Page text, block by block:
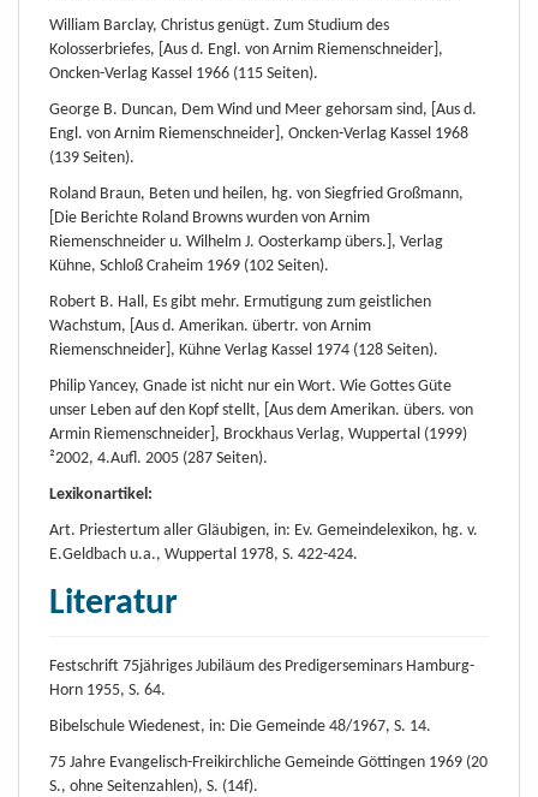
William Barclay, Christus genügt. Zum Studium des
Kolosserbriefes, [Aus d. Engl. von Arnim Riemenschneider],
Oncken-Verlag Kassel 1966 (115 Seiten).
George B. Duncan, Dem Wind und Meer gehorsam sind, [Aus d.
Engl. von Arnim Riemenschneider], Oncken-Verlag Kassel 1968
(139 Seiten).
Roland Braun, Beten und heilen, hg. von Siegfried Großmann,
[Die Berichte Roland Browns wurden von Arnim
Riemenschneider u. Wilhelm J. Oosterkamp übers.], Verlag
Kühne, Schloß Craheim 1969 (102 Seiten).
Robert B. Hall, Es gibt mehr. Ermutigung zum geistlichen
Wachstum, [Aus d. Amerikan. übertr. von Arnim
Riemenschneider], Kühne Verlag Kassel 1974 (128 Seiten).
Philip Yancey, Gnade ist nicht nur ein Wort. Wie Gottes Güte
unser Leben auf den Kopf stellt, [Aus dem Amerikan. übers. von
Armin Riemenschneider], Brockhaus Verlag, Wuppertal (1999)
²2002, 4.Aufl. 2005 (287 Seiten).
Lexikonartikel:
Art. Priestertum aller Gläubigen, in: Ev. Gemeindelexikon, hg. v.
E.Geldbach u.a., Wuppertal 1978, S. 422-424.
Literatur
Festschrift 75jähriges Jubiläum des Predigerseminars Hamburg-
Horn 1955, S. 64.
Bibelschule Wiedenest, in: Die Gemeinde 48/1967, S. 14.
75 Jahre Evangelisch-Freikirchliche Gemeinde Göttingen 1969 (20
S., ohne Seitenzahlen), S. (14f).